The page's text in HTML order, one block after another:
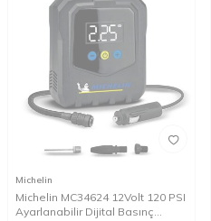
Michelin
Michelin MC34624 12Volt 120 PSI
Ayarlanabilir Dijital Basınç